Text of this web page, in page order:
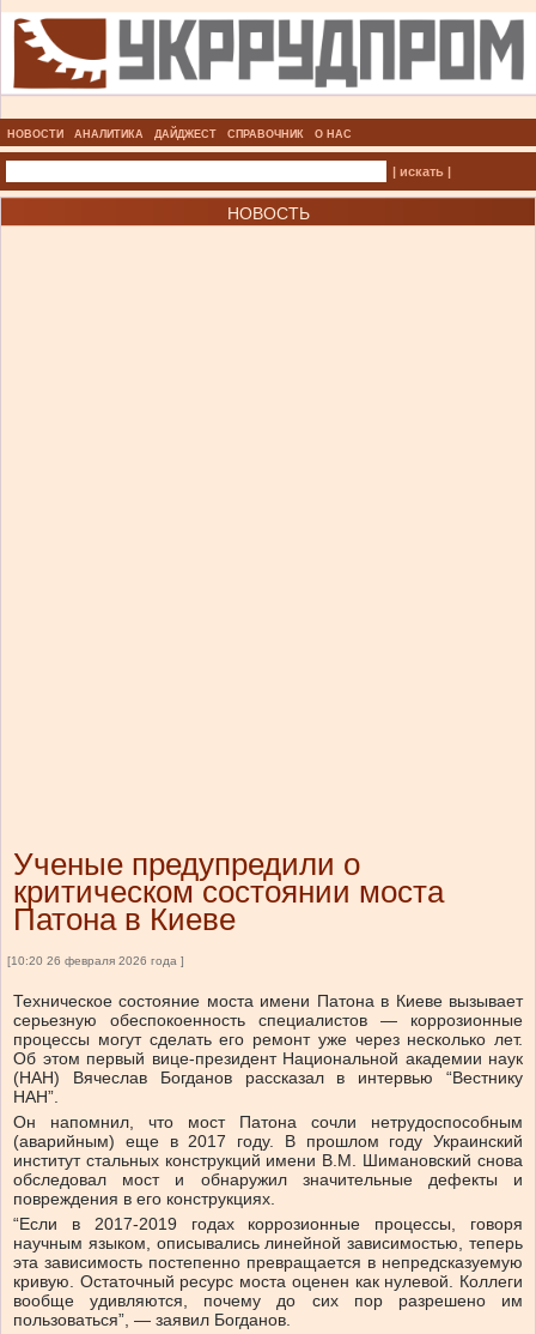
НОВОСТИ АНАЛИТИКА ДАЙДЖЕСТ СПРАВОЧНИК О НАС
| искать |
НОВОСТЬ
Ученые предупредили о
критическом состоянии моста
Патона в Киеве
[10:20 26 февраля 2026 года ]
Техническое состояние моста имени Патона в Киеве вызывает
серьезную обеспокоенность специалистов — коррозионные
процессы могут сделать его ремонт уже через несколько лет.
Об этом первый вице-президент Национальной академии наук
(НАН) Вячеслав Богданов рассказал в интервью “Вестнику
НАН”.
Он напомнил, что мост Патона сочли нетрудоспособным
(аварийным) еще в 2017 году. В прошлом году Украинский
институт стальных конструкций имени В.М. Шимановский снова
обследовал мост и обнаружил значительные дефекты и
повреждения в его конструкциях.
“Если в 2017-2019 годах коррозионные процессы, говоря
научным языком, описывались линейной зависимостью, теперь
эта зависимость постепенно превращается в непредсказуемую
кривую. Остаточный ресурс моста оценен как нулевой. Коллеги
вообще удивляются, почему до сих пор разрешено им
пользоваться”, — заявил Богданов.